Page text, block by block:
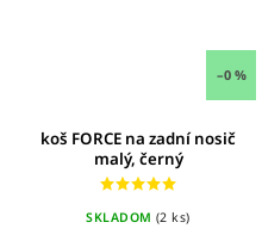
–0 %
koš FORCE na zadní nosič
malý, černý
SKLADOM (2 ks)